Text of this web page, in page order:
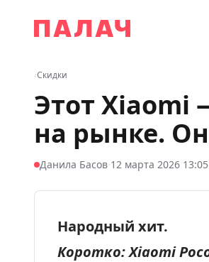
Палач
‹Скидки
Этот
на рынке.
Данила Басов·12 марта 2026 13:05
Народный хит.
Коротко:Xiaomi